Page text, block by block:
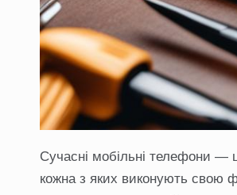
Сучасні мобільні телефони —
кожна з яких виконують свою